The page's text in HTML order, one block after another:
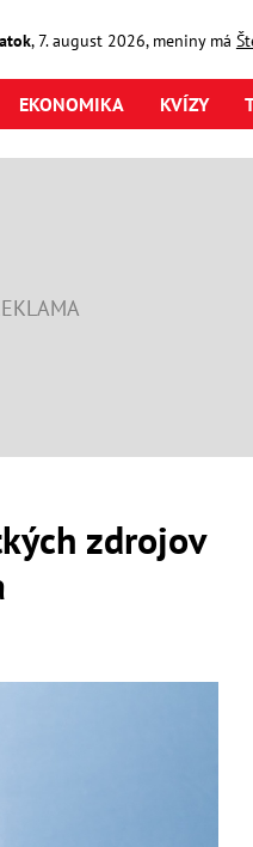
,7. august2026, meniny má
EKONOMIKA KVÍZY
zdrojov